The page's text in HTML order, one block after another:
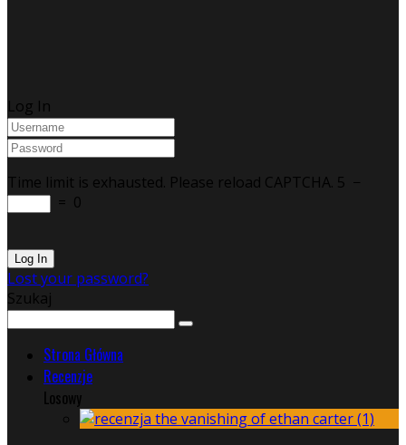
Log In
Time limit is exhausted. Please reload CAPTCHA. 5 −
= 0
Lost your password?
Szukaj
Strona Główna
Recenzje
Losowy